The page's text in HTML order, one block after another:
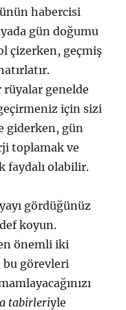
habercisi
gün doğumu
çizerken, geçmiş
genelde
için sizi
giderken, gün
toplamak ve
faydalı olabilir.
gördüğünüz
koyun.
önemli iki
görevleri
tabirleriyle